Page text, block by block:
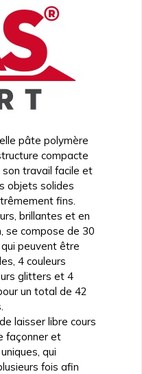
pâte polymère
compacte
travail facile et
objets solides
fins.
brillantes et en
se compose de 30
peuvent être
4 couleurs
glitters et 4
un total de 42
laisser libre cours
façonner et
qui
fois afin